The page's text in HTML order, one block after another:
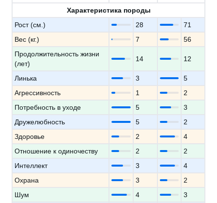
Характеристика породы
Рост (см.)
28
71
Вес (кг.)
7
56
Продолжительность жизни
(лет)
14 12
Линька 3
5
Агрессивность
1
2
Потребность в уходе
5
3
Дружелюбность
5
2
Здоровье
2
4
Отношение к одиночеству
2
2
Интеллект
3
4
Охрана
3
2
Шум
4
3